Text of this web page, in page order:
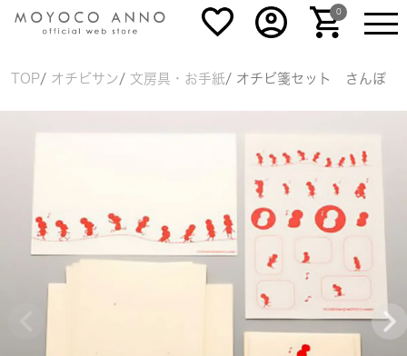
0
TOP オチビサン 文房具・お手紙 オチビ箋セット さんぽ